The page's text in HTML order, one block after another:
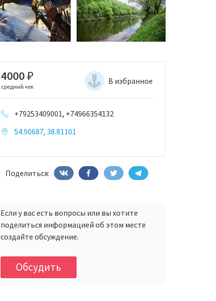
4000₽
средний чек
В избранное
+79253409001, +74966354132
54.90687, 38.81101
Поделиться:
Если у вас есть вопросы или вы хотите
поделиться информацией об этом месте
создайте обсуждение.
Обсудить